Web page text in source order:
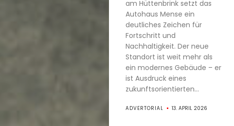
am Hüttenbrink setzt das
Autohaus Mense ein
deutliches Zeichen für
Fortschritt und
Nachhaltigkeit. Der neue
Standort ist weit mehr als
ein modernes Gebäude – er
ist Ausdruck eines
zukunftsorientierten...
ADVERTORIAL 13. APRIL 2026